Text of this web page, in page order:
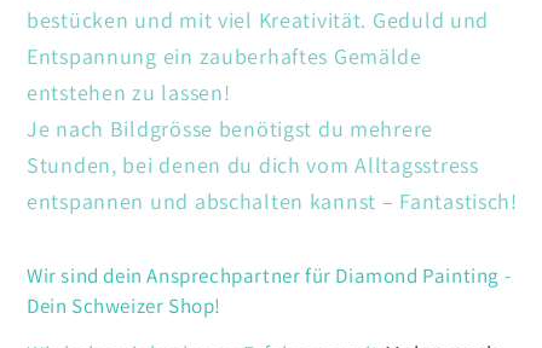
bestücken und mit viel Kreativität. Geduld und
Entspannung ein zauberhaftes Gemälde
entstehen zu lassen!
Je nach Bildgrösse benötigst du mehrere
Stunden, bei denen du dich vom Alltagsstress
entspannen und abschalten kannst – Fantastisch!
Wir sind dein Ansprechpartner für Diamond Painting -
Dein Schweizer Shop!